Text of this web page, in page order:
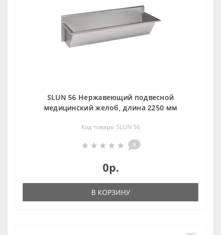
SLUN 56 Нержавеющий подвесной
медицинский желоб, длина 2250 мм
Код товара: SLUN 56
0
0р.
В КОРЗИНУ